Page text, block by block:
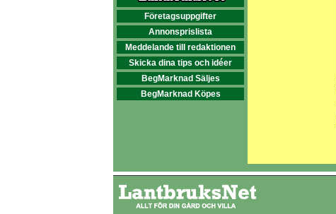
Företagsuppgifter
Annonsprislista
Meddelande till redaktionen
Skicka dina tips och idéer
BegMarknad Säljes
BegMarknad Köpes